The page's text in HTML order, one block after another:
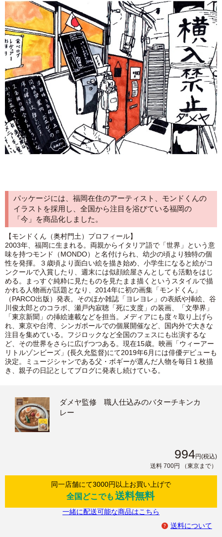
パッケージには、福岡在住のアーティスト、モンドくんの
イラストを採用し、全国から注目を浴びている福岡の
「今」を商品化しました。
【モンドくん（奥村門土）プロフィール】
2003年、福岡に生まれる。両親からイタリア語で「世界」という意
味を持つモンド（MONDO）と名付けられ、幼少の頃より独特の個
性を発揮。３歳頃より面白い絵を描き始め、小学生になると絵がコ
ンクールで入賞したり、週末には似顔絵屋さんとしても活動をはじ
める。まっすぐ純粋に見たものを見たまま描くというスタイルで描
かれる人物画が話題となり、2014年に初の画集「モンドくん」
（PARCO出版）発表。そのほか雑誌「ヨレヨレ」の表紙や挿絵、谷
川俊太郎とのコラボ、瀬戸内寂聴「死に支度」の装画、「文學界」
「東京新聞」の挿絵連載などを担当。メディアにも度々取り上げら
れ、東京や台湾、シンガポールでの個展開催など、国内外で大きな
注目を集めている。フジロックなど全国のフェスにも出演するな
ど、その世界をさらに広げつつある。現在15歳。映画「ウィーアー
リトルゾンビーズ」(長久允監督)にて2019年6月には俳優デビューも
決定。ミュージシャンである父・ボギーが選んだ人物を毎日１枚描
き、親子の日記としてブログに発表し続けている。
ダメヤ監修 職人仕込みのバターチキンカ
レー
994円(税込)
送料 700円
（東京まで）
同一店舗にて3000円以上お買い上げで
全国どこでも 送料無料
一緒に配送可能な商品はこちら
送料について